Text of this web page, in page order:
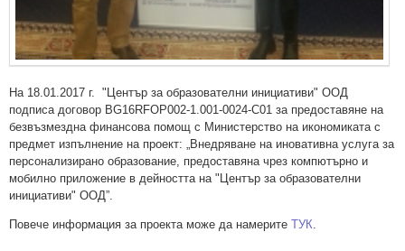
На 18.01.2017 г. "Център за образователни инициативи" ООД
подписа договор BG16RFOP002-1.001-0024-C01 за предоставяне на
безвъзмездна финансова помощ с Министерство на икономиката с
предмет изпълнение на проект: „Внедряване на иновативна услуга за
персонализирано образование, предоставяна чрез компютърно и
мобилно приложение в дейността на "Център за образователни
инициативи" ООД”.
Повече информация за проекта може да намерите ТУК